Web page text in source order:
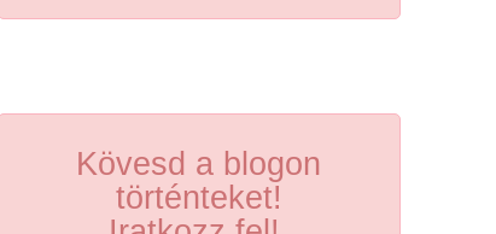
Kövesd a blogon
történteket!